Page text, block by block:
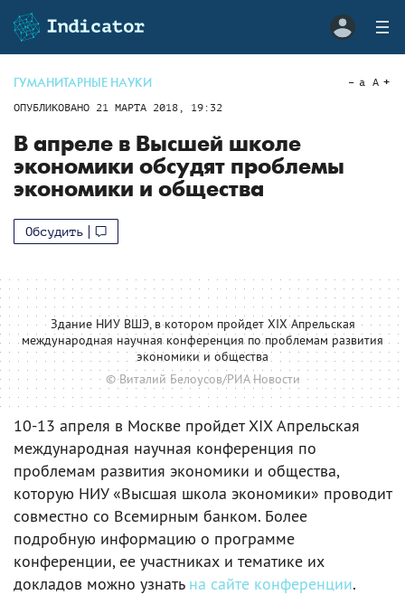
ГУМАНИТАРНЫЕ НАУКИ
ОПУБЛИКОВАНО 21 МАРТА 2018, 19:32
a A
В апреле в Высшей школе
экономики обсудят проблемы
экономики и общества
Обсудить
Здание НИУ ВШЭ, в котором пройдет XIX Апрельская
международная научная конференция по проблемам развития
экономики и общества
© Виталий Белоусов/РИА Новости
10-13 апреля в Москве пройдет XIX Апрельская
международная научная конференция по
проблемам развития экономики и общества,
которую НИУ «Высшая школа экономики» проводит
совместно со Всемирным банком. Более
подробную информацию о программе
конференции, ее участниках и тематике их
докладов можно узнать на сайте конференции.